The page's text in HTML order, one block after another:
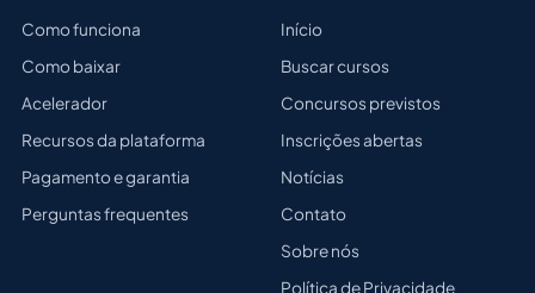
Como funciona
Como baixar
Acelerador
Recursos da plataforma
Pagamento e garantia
Perguntas frequentes
Início
Buscar cursos
Concursos previstos
Inscrições abertas
Notícias
Contato
Sobre nós
Política de Privacidade